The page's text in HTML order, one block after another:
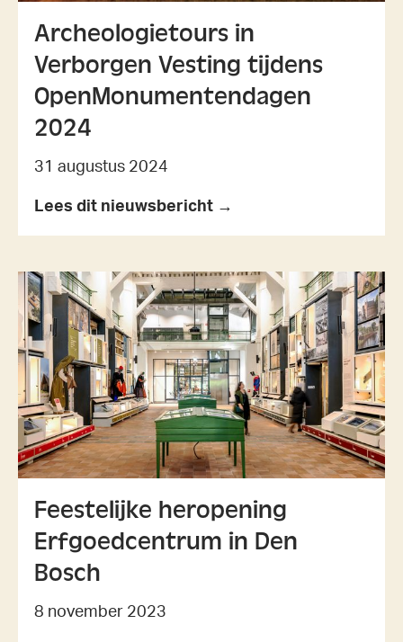
Archeologietours in
Verborgen Vesting tijdens
OpenMonumentendagen
2024
31 augustus 2024
Lees dit nieuwsbericht →
Feestelijke heropening
Erfgoedcentrum in Den
Bosch
8 november 2023